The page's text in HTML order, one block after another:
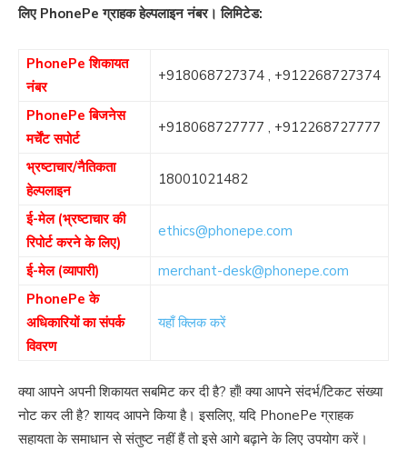
लिए PhonePe ग्राहक हेल्पलाइन नंबर। लिमिटेड:
PhonePe शिकायत
नंबर
+918068727374 , +912268727374
PhonePe बिजनेस
मर्चेंट सपोर्ट
+918068727777 , +912268727777
भ्रष्टाचार/नैतिकता
हेल्पलाइन
18001021482
ई-मेल (भ्रष्टाचार की
रिपोर्ट करने के लिए)
ethics@phonepe.com
ई-मेल (व्यापारी)
merchant-desk@phonepe.com
PhonePe के
अधिकारियों का संपर्क
विवरण
यहाँ क्लिक करें
क्या आपने अपनी शिकायत सबमिट कर दी है? हाँ! क्या आपने संदर्भ/टिकट संख्या
नोट कर ली है? शायद आपने किया है। इसलिए, यदि PhonePe ग्राहक
सहायता के समाधान से संतुष्ट नहीं हैं तो इसे आगे बढ़ाने के लिए उपयोग करें।